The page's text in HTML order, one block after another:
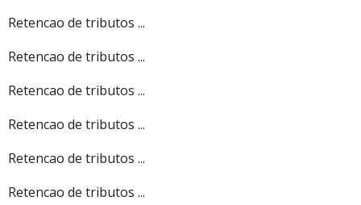
Retencao de tributos ...
Retencao de tributos ...
Retencao de tributos ...
Retencao de tributos ...
Retencao de tributos ...
Retencao de tributos ...